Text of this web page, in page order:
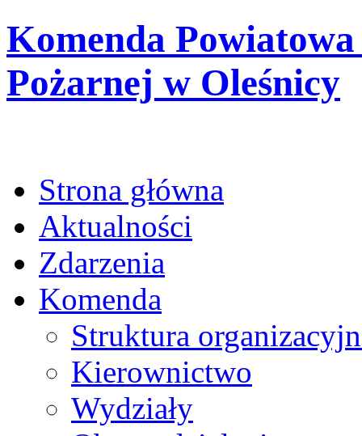
Komenda
Pożarnej w Oleśnicy
Strona główna
Aktualności
Zdarzenia
Komenda
Struktura
Kierownictwo
Wydziały